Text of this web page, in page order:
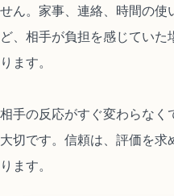
せん。家事、連絡、時間の使
ど、相手が負担を感じてい
ります。
相手の反応がすぐ変わらな
大切です。信頼は、評価を
ります。